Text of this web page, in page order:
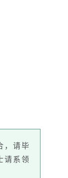
，请毕
请系领